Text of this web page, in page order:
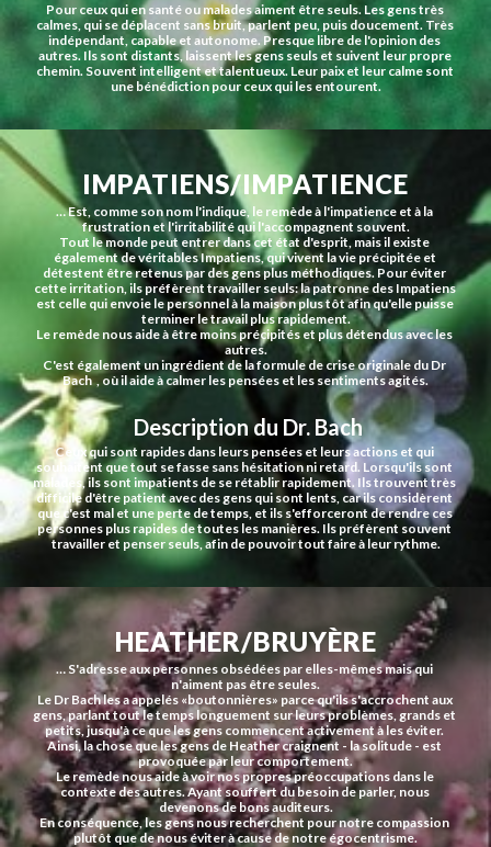
Pour ceux qui en santé ou malades aiment être seuls. Les gens très
calmes, qui se déplacent sans bruit, parlent peu, puis doucement. Très
indépendant, capable et autonome. Presque libre de l'opinion des
autres. Ils sont distants, laissent les gens seuls et suivent leur propre
chemin. Souvent intelligent et talentueux. Leur paix et leur calme sont
une bénédiction pour ceux qui les entourent.
IMPATIENS/IMPATIENCE
… Est, comme son nom l'indique, le remède à l'impatience et à la
frustration et l'irritabilité qui l'accompagnent souvent.
Tout le monde peut entrer dans cet état d'esprit, mais il existe
également de véritables Impatiens, qui vivent la vie précipitée et
détestent être retenus par des gens plus méthodiques. Pour éviter
cette irritation, ils préfèrent travailler seuls: la patronne des Impatiens
est celle qui envoie le personnel à la maison plus tôt afin qu'elle puisse
terminer le travail plus rapidement.
Le remède nous aide à être moins précipités et plus détendus avec les
autres.
C'est également un ingrédient de la formule de crise originale du Dr
Bach  , où il aide à calmer les pensées et les sentiments agités.
Description du Dr. Bach
Ceux qui sont rapides dans leurs pensées et leurs actions et qui
souhaitent que tout se fasse sans hésitation ni retard. Lorsqu'ils sont
malades, ils sont impatients de se rétablir rapidement. Ils trouvent très
difficile d'être patient avec des gens qui sont lents, car ils considèrent
que c'est mal et une perte de temps, et ils s'efforceront de rendre ces
personnes plus rapides de toutes les manières. Ils préfèrent souvent
travailler et penser seuls, afin de pouvoir tout faire à leur rythme.
HEATHER/BRUYÈRE
… S'adresse aux personnes obsédées par elles-mêmes mais qui
n'aiment pas être seules.
Le Dr Bach les a appelés «boutonnières» parce qu'ils s'accrochent aux
gens, parlant tout le temps longuement sur leurs problèmes, grands et
petits, jusqu'à ce que les gens commencent activement à les éviter.
Ainsi, la chose que les gens de Heather craignent - la solitude - est
provoquée par leur comportement.
Le remède nous aide à voir nos propres préoccupations dans le
contexte des autres. Ayant souffert du besoin de parler, nous
devenons de bons auditeurs.
En conséquence, les gens nous recherchent pour notre compassion
plutôt que de nous éviter à cause de notre égocentrisme.